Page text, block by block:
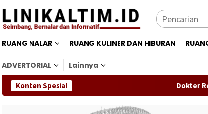
RUANG NALAR RUANG KULINER DAN HIBURAN
ADVERTORIAL Lainnya
Konten Spesial Dokter Renanda